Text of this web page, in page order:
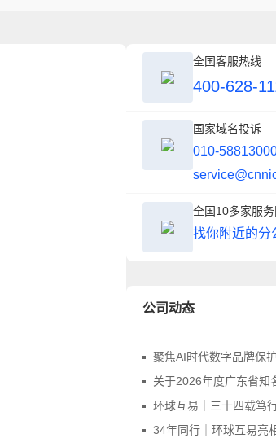
全国客服热线
400-628-
国家域名投诉
010-
全国10多家服
找你附近的分
公司动态
聚焦AI时代数字品牌保护，中华商标协会商标品牌域名与网
关于2026年度广东省知名字号评价申报
环球互易｜三十四载笃行不怠，感
34年同行｜环球互易亮相第四届广东商标品牌年会，